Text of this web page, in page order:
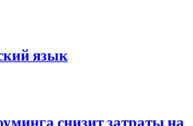
язык